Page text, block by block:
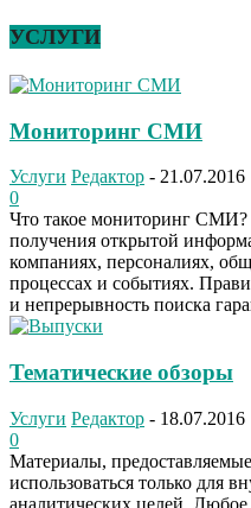
УСЛУГИ
Мониторинг СМИ
Услуги Редактор - 21.07.2016
0
Что такое мониторинг
получения открытой
компаниях, персоналиях,
процессах и событиях.
и непрерывность поиска
Тематические обзоры
Услуги Редактор - 18.07.2016
0
Материалы,
использоваться только для
аналитических целей. Любое